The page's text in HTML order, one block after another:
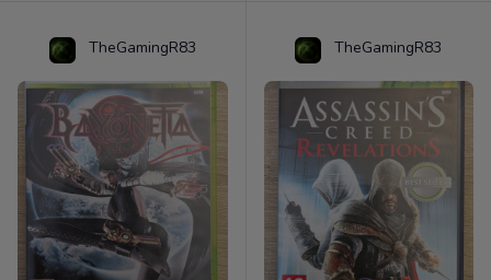
TheGamingR83 TheGamingR83